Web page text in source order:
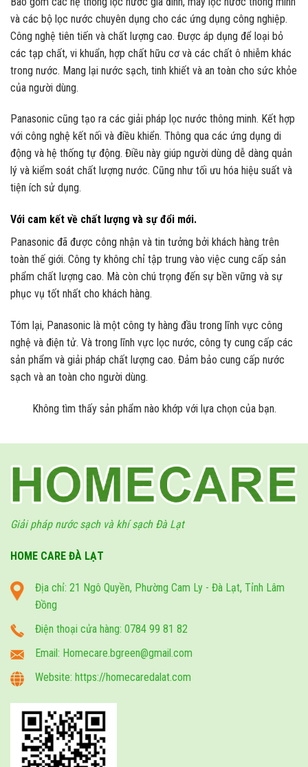
và các bộ lọc nước chuyên dụng cho các ứng dụng công nghiệp.
Công nghệ tiên tiến và chất lượng cao. Được áp dụng để loại bỏ
các tạp chất, vi khuẩn, hợp chất hữu cơ và các chất ô nhiễm khác
trong nước. Mang lại nước sạch, tinh khiết và an toàn cho sức khỏe
của người dùng.
Panasonic cũng tạo ra các giải pháp lọc nước thông minh. Kết hợp
với công nghệ kết nối và điều khiển. Thông qua các ứng dụng di
động và hệ thống tự động. Điều này giúp người dùng dễ dàng quản
lý và kiểm soát chất lượng nước. Cũng như tối ưu hóa hiệu suất và
tiện ích sử dụng.
Với cam kết về chất lượng và sự đổi mới.
Panasonic đã được công nhận và tin tưởng bởi khách hàng trên
toàn thế giới. Công ty không chỉ tập trung vào việc cung cấp sản
phẩm chất lượng cao. Mà còn chú trọng đến sự bền vững và sự
phục vụ tốt nhất cho khách hàng.
Tóm lại, Panasonic là một công ty hàng đầu trong lĩnh vực công
nghệ và điện tử. Và trong lĩnh vực lọc nước, công ty cung cấp các
sản phẩm và giải pháp chất lượng cao. Đảm bảo cung cấp nước
sạch và an toàn cho người dùng.
Không tìm thấy sản phẩm nào khớp với lựa chọn của bạn.
Giải pháp nước sạch và khí sạch Đà Lạt
HOME CARE ĐÀ LẠT
Địa chỉ: 21 Ngô Quyền, Phường Cam Ly - Đà Lạt, Tỉnh Lâm
Đồng
Điện thoại cửa hàng: 0784 99 81 82
Email: Homecare.bgreen@gmail.com
Website: https://homecaredalat.com